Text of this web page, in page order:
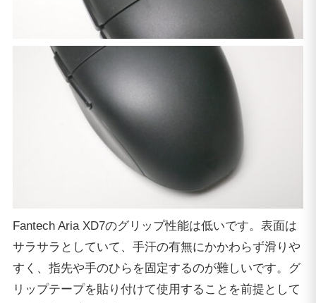
Fantech Aria XD7のグリップ性能は低いです。表面は
サラサラとしていて、手汗の有無にかかわらず滑りや
すく、指先や手のひらを固定するのが難しいです。グ
リップテープを貼り付けて使用することを前提として